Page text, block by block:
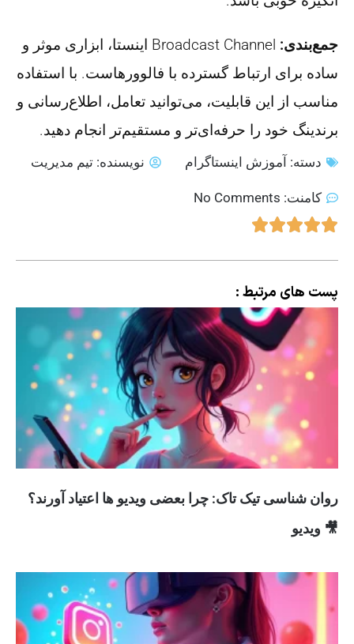
جمع‌بندی:
Broadcast Channel اینستا، ابزاری موثر و
ساده برای ارتباط گسترده با فالوورهاست. با استفاده
مناسب از این قابلیت، می‌توانید تعامل، اطلاع‌رسانی و
برندینگ خود را حرفه‌ای‌تر و مستقیم‌تر انجام دهید.
دسته: آموزش اینستاگرام نویسنده: تیم مدیریت
کامنت:
پست های مرتبط :
روان شناسی تیک تاک: چرا بعضی ویدیو ها اعتیاد آورند؟
🎥 ویدیو